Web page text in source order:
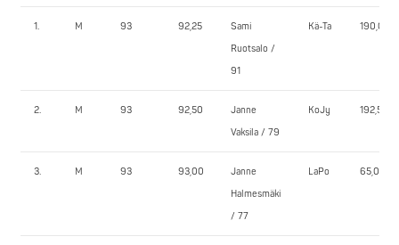
1. M 93 92,25
Sami
Ruotsalo /
91
Kä-Ta 190,0
2. M 93 92,50
Janne
Vaksila / 79
KoJy 192,5
3. M 93 93,00
Janne
Halmesmäki
/ 77
LaPo 65,0